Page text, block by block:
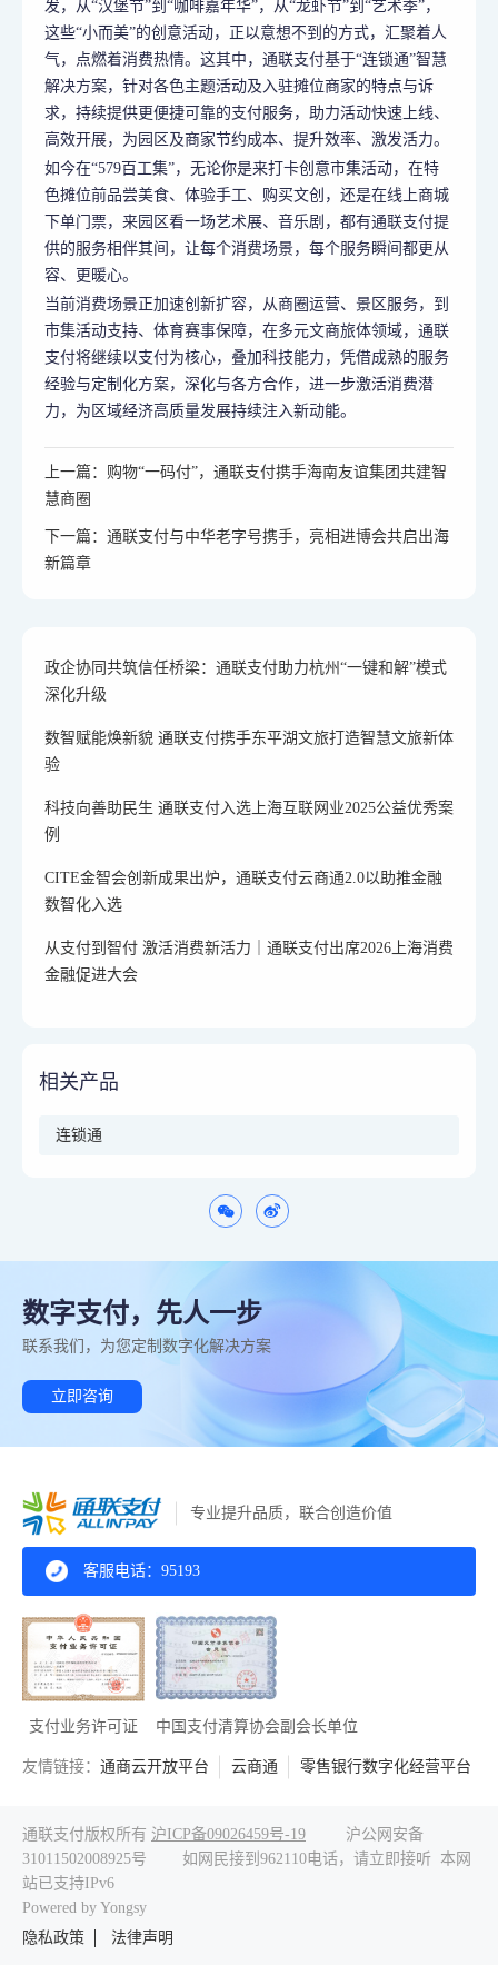
发，从“汉堡节”到“咖啡嘉年华”，从“龙虾节”到“艺术季”，
这些“小而美”的创意活动，正以意想不到的方式，汇聚着人
气，点燃着消费热情。这其中，通联支付基于“连锁通”智慧
解决方案，针对各色主题活动及入驻摊位商家的特点与诉
求，持续提供更便捷可靠的支付服务，助力活动快速上线、
高效开展，为园区及商家节约成本、提升效率、激发活力。
如今在“579百工集”，无论你是来打卡创意市集活动，在特
色摊位前品尝美食、体验手工、购买文创，还是在线上商城
下单门票，来园区看一场艺术展、音乐剧，都有通联支付提
供的服务相伴其间，让每个消费场景，每个服务瞬间都更从
容、更暖心。
当前消费场景正加速创新扩容，从商圈运营、景区服务，到
市集活动支持、体育赛事保障，在多元文商旅体领域，通联
支付将继续以支付为核心，叠加科技能力，凭借成熟的服务
经验与定制化方案，深化与各方合作，进一步激活消费潜
力，为区域经济高质量发展持续注入新动能。
上一篇：购物“一码付”，通联支付携手海南友谊集团共建智
慧商圈
下一篇：通联支付与中华老字号携手，亮相进博会共启出海
新篇章
政企协同共筑信任桥梁：通联支付助力杭州“一键和解”模式
深化升级
数智赋能焕新貌 通联支付携手东平湖文旅打造智慧文旅新体
验
科技向善助民生 通联支付入选上海互联网业2025公益优秀案
例
CITE金智会创新成果出炉，通联支付云商通2.0以助推金融
数智化入选
从支付到智付 激活消费新活力｜通联支付出席2026上海消费
金融促进大会
相关产品
连锁通
数字支付，先人一步
联系我们，为您定制数字化解决方案
立即咨询
专业提升品质，联合创造价值
客服电话：95193
支付业务许可证 中国支付清算协会副会长单位
友情链接： 通商云开放平台 云商通 零售银行数字化经营平台
通联支付版权所有 沪ICP备09026459号-19
沪公网安备
31011502008925号
如网民接到962110电话，请立即接听 本网
站已支持IPv6
Powered by Yongsy
隐私政策
法律声明